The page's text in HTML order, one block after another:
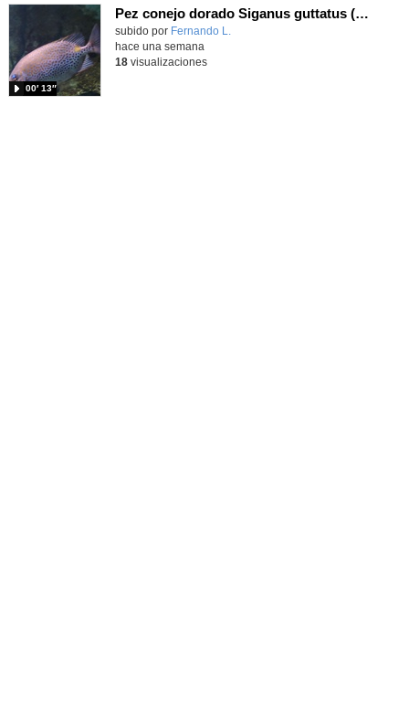
Pez conejo dorado Siganus guttatus (Bloch, 1786)
Contenido educativo.
subido por Fernando L.
00′ 13″
hace una semana
18visualizaciones